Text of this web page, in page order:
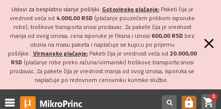
Uslovi za besplatno slanje pošiljki: Gotovinsko plaćanje:Paketi čija je
vrednost veća od 4.000,00 RSD (plaćanje pouzećem prilikom isporuke
robe), troškove transporta snosi prodavac. Za pakete čija je vrednost
manja od ovog iznosa, cena isporuke je fiksna i iznosi 600,00 RSD bez
obzira na masu paketa i naplaćuje se kupcu po prijemu
pošiljke. Virmansko plaćanje:Paketi čija je vrednost veća od 20.000,00
RSD (plaćanje robe preko računa/virmanski) troškove transporta snosi
prodavac. Za pakete čija je vrednost manja od ovog iznosa, isporuka se
naplaćuje po redovnom cenovniku kurirske službe.
https shopping_cart0